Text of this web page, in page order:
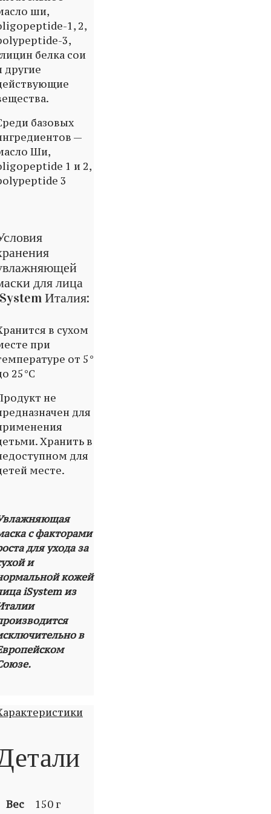
ши,
1, 2,
3,
белка сои
другие
базовых
—
Ши,
1 и 2,
3
для лица
Италия:
в сухом
при
от 5°
25°C
не
для
Хранить в
для
месте.
с факторами
для ухода за
и
кожей
iSystem из
в
Вес
150 г